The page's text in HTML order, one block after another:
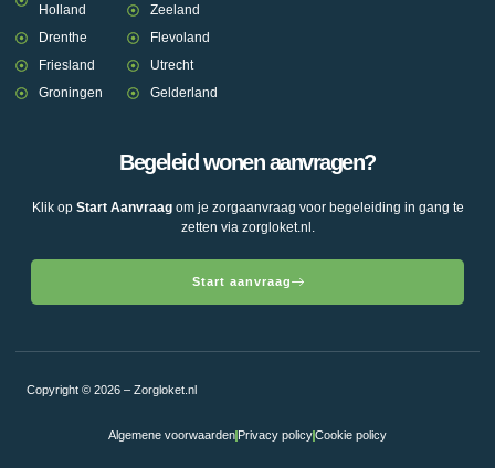
Holland
Drenthe
Friesland
Groningen
Zeeland
Flevoland
Utrecht
Gelderland
Begeleid wonen aanvragen?
Klik op Start Aanvraagom je zorgaanvraag voor begeleiding in gang te
zetten via zorgloket.nl.
Start aanvraag
Copyright © 2026 – Zorgloket.nl
Algemene voorwaarden Privacy policyCookie policy